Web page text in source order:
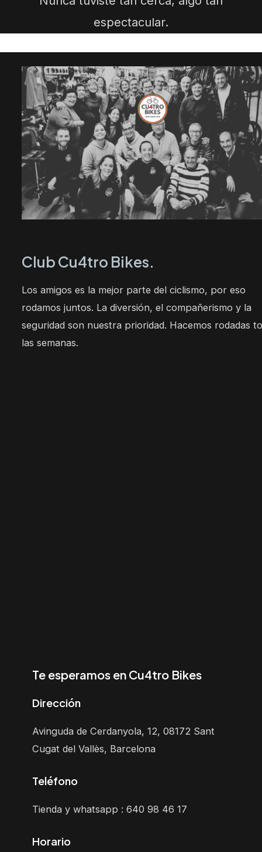
espectacular.
Club Cu4tro Bikes.
Los amigos es la mejor parte del ciclismo, por eso
rodamos juntos. La diversión, el compañerismo y la
seguridad son nuestra prioridad. Hacemos rodadas
las semanas.
Te esperamos en Cu4tro Bikes
Dirección
Avinguda de Cerdanyola, 12, 08172 Sant
Cugat del Vallès, Barcelona
Teléfono
Tienda y whatsapp : 640 98 46 17
Horario